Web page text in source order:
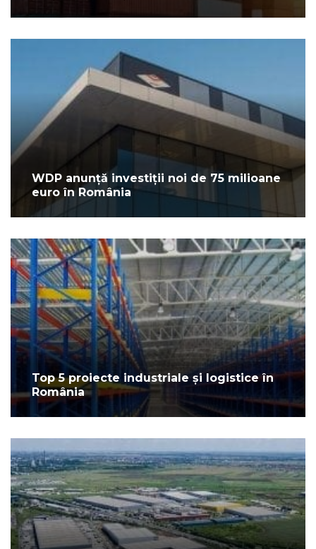
WDP anunță investiții noi de 75 milioane
euro în România
Top 5 proiecte industriale și logistice în
România